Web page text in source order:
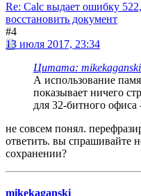
Re: Calc выдает ошибку
восстановить документ
#4
13 июля 2017, 23:34
Цитата:
А использование
показывает ничего
для 32-битного офиса
не совсем понял.
ответить. вы спрашивайте
сохранении?
mikekaganski